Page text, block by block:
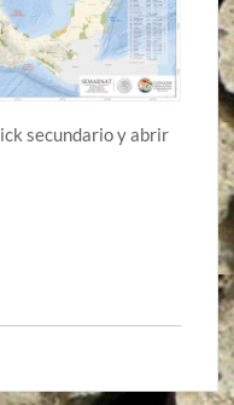
secundario y abrir